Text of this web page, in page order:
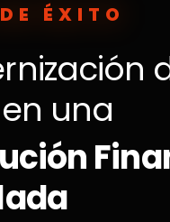
ÉXITO
en una